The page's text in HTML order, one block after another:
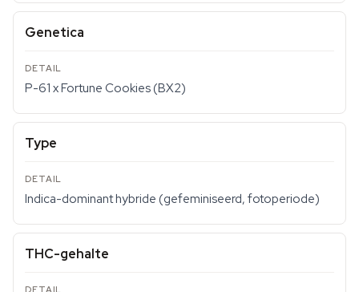
Genetica
P-61 x Fortune Cookies (BX2)
Type
Indica-dominant hybride (gefeminiseerd, fotoperiode)
THC-gehalte